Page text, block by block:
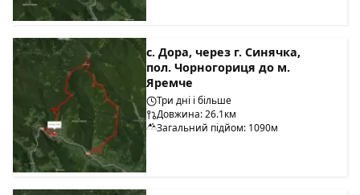
с. Дора, через г. Синячка,
пол. Чорногориця до м.
Яремче
Три дні і більше
Довжина: 26.1км
Загальний підйом: 1090м